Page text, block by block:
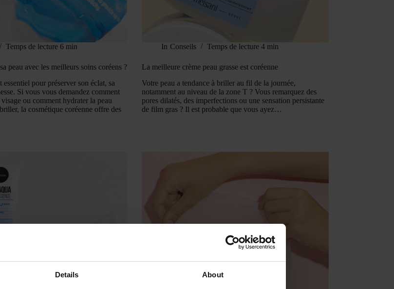
Details About
Temps de lecture 6 min
peau avec les meilleurs soins coréens ?
essentiel pour préserver son éclat, sa
Si vous vous demandez comment
ou comment hydrater la peau
la cosmétique coréenne offre des
In Conseils Temps de lecture 4 min
La meilleure crème peau grasse est coréenne
Votre peau a tendance à briller au fil de la journée,
notamment au niveau de la zone T ? Vous remarquez des
pores dilatés, des imperfections ou une sensation persistante
de film gras ? Il est probable que vous ayez…